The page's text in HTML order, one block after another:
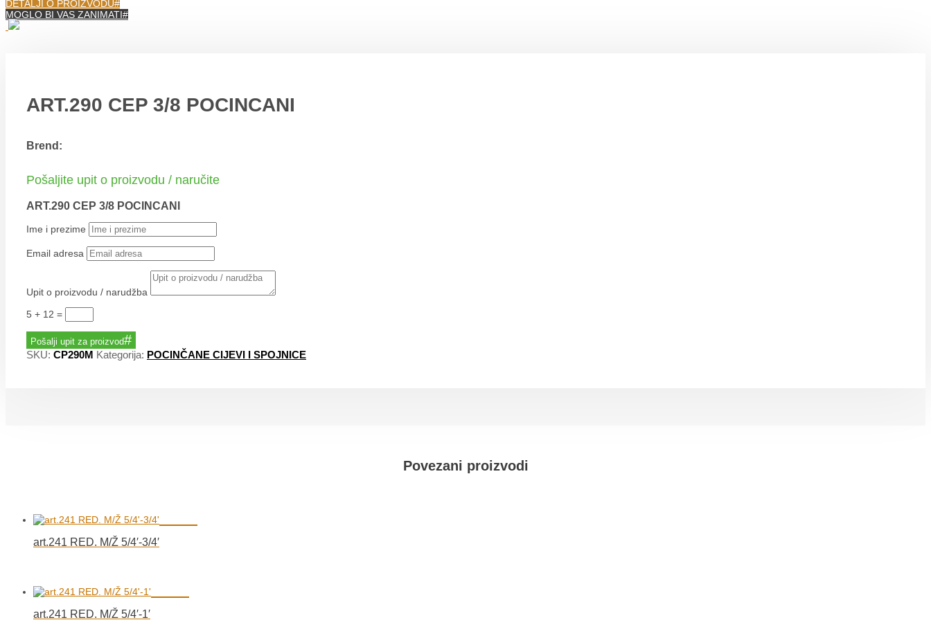
DETALJI O PROIZVODU
MOGLO BI VAS ZANIMATI
ART.290 CEP 3/8 POCINCANI
Brend:
Pošaljite upit o proizvodu / naručite
ART.290 CEP 3/8 POCINCANI
Ime i prezime
Email adresa
Upit o proizvodu / narudžba
5 + 12 =
Pošalji upit za proizvod
SKU: CP290M Kategorija: POCINČANE CIJEVI I SPOJNICE
Povezani proizvodi
art.241 RED. M/Ž 5/4′-3/4′
art.241 RED. M/Ž 5/4′-1′